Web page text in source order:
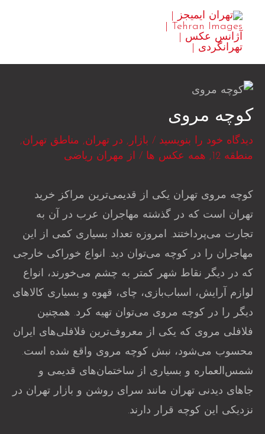
محتوا
کوچه مروی
دیدگاه‌ خود را بنویسید / بازار , در تهران, مناطق تهران,
منطقه 12
, همه عکس ها / از مهران ریاضی
کوچه مروی تهران یکی از قدیمی‌ترین مراکز خرید
تهران است که در گذشته مهاجران عرب در آن به
تجارت می‌پرداختند. امروزه تعداد بسیاری کمی از این
مهاجران را در کوچه می‌توان دید. انواع خوراکی خارجی
که در دیگر نقاط شهر کمتر به چشم می‌خورند، انواع
لوازم آرایش، اسباب‌بازی، چای، قهوه و بسیاری کالاهای
دیگر را در کوچه مروی می‌توان تهیه کرد. همچنین
فلافلی مروی که یکی از معروف‌ترین فلافلی‌های ایران
محسوب می‌شود، نبش کوچه مروی واقع شده است.
شمس‌العماره و بسیاری از ساختمان‌های قدیمی و
جاهای دیدنی تهران مانند سرای روشن و بازار تهران در
نزدیکی این کوچه قرار دارند.